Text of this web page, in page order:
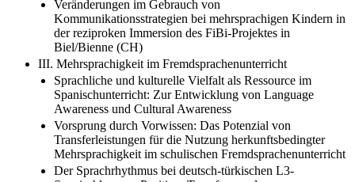
Veränderungen im Gebrauch von
Kommunikationsstrategien bei mehrsprachigen Kindern in
der reziproken Immersion des FiBi-Projektes in
Biel/Bienne (CH)
III. Mehrsprachigkeit im Fremdsprachenunterricht
Sprachliche und kulturelle Vielfalt als Ressource im
Spanischunterricht: Zur Entwicklung von Language
Awareness und Cultural Awareness
Vorsprung durch Vorwissen: Das Potenzial von
Transferleistungen für die Nutzung herkunftsbedingter
Mehrsprachigkeit im schulischen Fremdsprachenunterricht
Der Sprachrhythmus bei deutsch-türkischen L3-